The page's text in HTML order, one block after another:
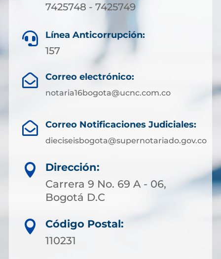
7425748 - 7425749
 Línea Anticorrupción:
157
 Correo electrónico:
notaria16bogota@ucnc.com.co
 Correo Notificaciones Judiciales:
dieciseisbogota@supernotariado.gov.co

Dirección:
Carrera 9 No. 69 A - 06,
Bogotá D.C

Código Postal:
110231